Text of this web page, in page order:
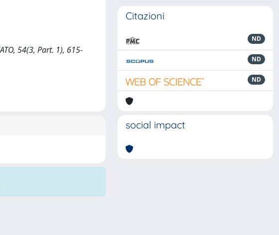
54(3, Part. 1), 615-
Citazioni
ND
ND
ND
social impact